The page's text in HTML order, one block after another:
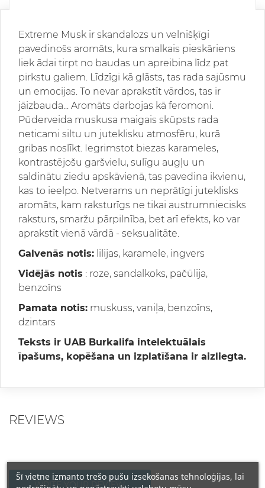
Extreme Musk ir skandalozs un velnišķīgi
pavedinošs aromāts, kura smalkais pieskāriens
liek ādai tirpt no baudas un apreibina līdz pat
pirkstu galiem. Līdzīgi kā glāsts, tas rada sajūsmu
un emocijas. To nevar aprakstīt vārdos, tas ir
jāizbauda... Aromāts darbojas kā feromoni.
Pūderveida muskusa maigais skūpsts rada
neticami siltu un juteklisku atmosfēru, kurā
gribas noslīkt. Iegrimstot biezas karameles,
kontrastējošu garšvielu, sulīgu augļu un
saldinātu ziedu apskāvienā, tas pavedina ikvienu,
kas to ieelpo. Netverams un neprātīgi juteklisks
aromāts, kam raksturīgs ne tikai austrumniecisks
raksturs, smaržu pārpilnība, bet arī efekts, ko var
aprakstīt vienā vārdā - seksualitāte.
Galvenās notis: lilijas, karamele, ingvers
Vidējās notis : roze, sandalkoks, pačūlija,
benzoīns
Pamata notis: muskuss, vaniļa, benzoīns,
dzintars
Teksts ir UAB Burkalifa intelektuālais
īpašums, kopēšana un izplatīšana ir aizliegta.
REVIEWS
WRITE YOUR REVIEW
Šī vietne izmanto trešo pušu izsekošanas tehnoloģijas, lai